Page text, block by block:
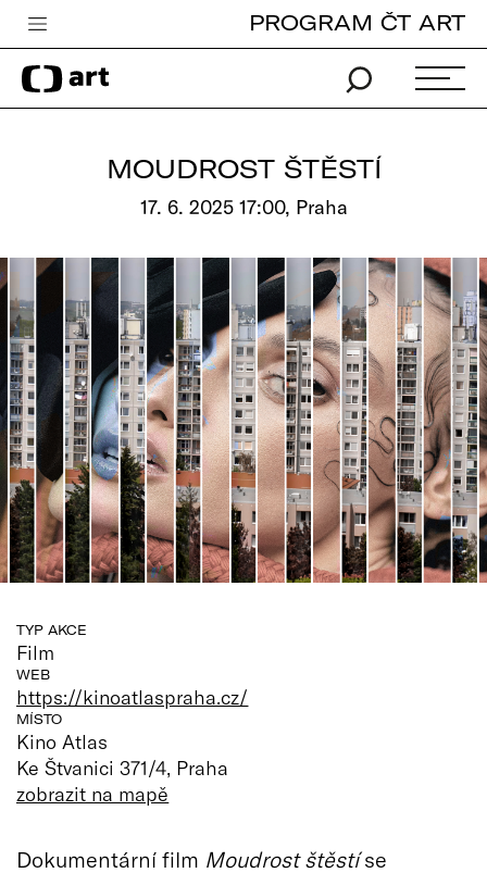
Česká televize
Zpravodajství
Pro děti
edu
Vše o ČT
PROGRAM ČT ART
MOUDROST ŠTĚSTÍ
17. 6. 2025 17:00, Praha
TYP AKCE
Film
WEB
https://kinoatlaspraha.cz/
MÍSTO
Kino Atlas
Ke Štvanici 371/4, Praha
zobrazit na mapě
​Dokumentární film Moudrost štěstíse